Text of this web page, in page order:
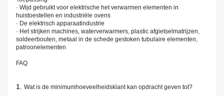
· Wijd gebruikt voor elektrische het verwarmen elementen in
huistoestellen en industriële ovens
· De elektrisch apparaatindustrie
· Het strijken machines, waterverwarmers, plastic afgietselmatrijzen,
soldeerbouten, metaal in de schede gestoken tubulaire elementen,
patroonelementen
FAQ
1. Wat is de minimumhoeveelheidsklant kan opdracht geven tot?